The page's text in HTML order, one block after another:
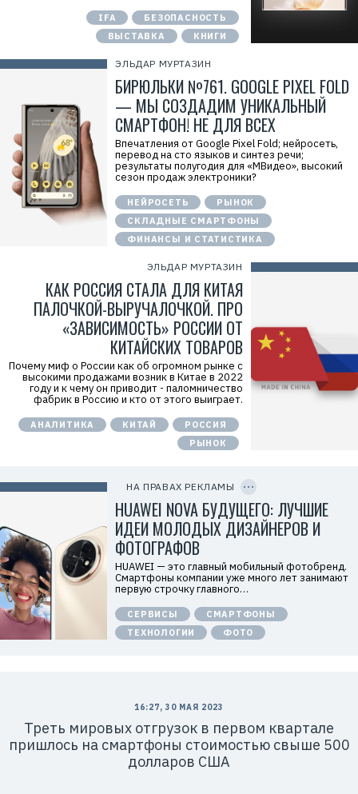
IFA
БЕЗОПАСНОСТЬ
ВЫСТАВКА
КНИГИ
ЭЛЬДАР МУРТАЗИН
БИРЮЛЬКИ №761. GOOGLE PIXEL FOLD
— МЫ СОЗДАДИМ УНИКАЛЬНЫЙ
СМАРТФОН! НЕ ДЛЯ ВСЕХ
Впечатления от Google Pixel Fold; нейросеть,
перевод на сто языков и синтез речи;
результаты полугодия для «МВидео», высокий
сезон продаж электроники?
НЕЙРОСЕТЬ
РЫНОК
СКЛАДНЫЕ СМАРТФОНЫ
ФИНАНСЫ И СТАТИСТИКА
ЭЛЬДАР МУРТАЗИН
КАК РОССИЯ СТАЛА ДЛЯ КИТАЯ
ПАЛОЧКОЙ-ВЫРУЧАЛОЧКОЙ. ПРО
«ЗАВИСИМОСТЬ» РОССИИ ОТ
КИТАЙСКИХ ТОВАРОВ
Почему миф о России как об огромном рынке с
высокими продажами возник в Китае в 2022
году и к чему он приводит - паломничество
фабрик в Россию и кто от этого выиграет.
АНАЛИТИКА КИТАЙ
РОССИЯ
РЫНОК
16:27, 30 МАЯ 2023
Треть мировых отгрузок в первом квартале
пришлось на смартфоны стоимостью свыше 500
долларов США
НА ПРАВАХ РЕКЛАМЫ
Р
е
к
л
а
м
а
.
E
r
=
2
V
f
f
M
Р
л
а
О
О
О
«
х
к
м
п
а
н
й
И
I
HUAWEI NOVA БУДУЩЕГО: ЛУЧШИЕ
ИДЕИ МОЛОДЫХ ДИЗАЙНЕРОВ И
ФОТОГРАФОВ
HUAWEI — это главный мобильный фотобренд.
Смартфоны компании уже много лет занимают
первую строчку главного…
СЕРВИСЫ
СМАРТФОНЫ
ТЕХНОЛОГИИ
ФОТО